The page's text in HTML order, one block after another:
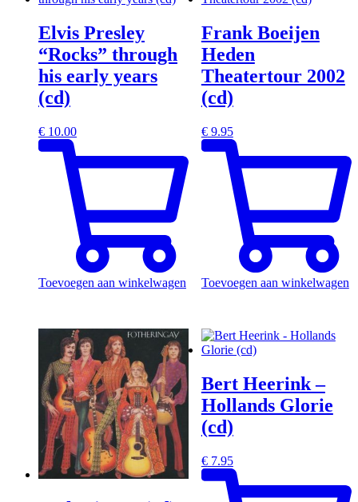
Elvis Presley
“Rocks” through
his early years
(cd)
€ 10.00
Toevoegen aan winkelwagen
Frank Boeijen
Heden
Theatertour 2002
(cd)
€9.95
Toevoegen aan winkelwagen
Bert Heerink –
Hollands Glorie
(cd)
€7.95